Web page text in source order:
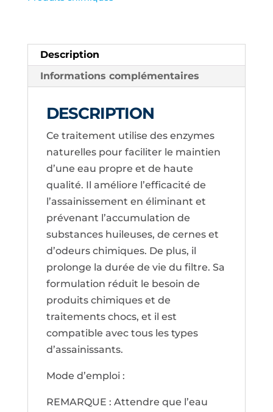
Description
Informations complémentaires
DESCRIPTION
Ce traitement utilise des enzymes
naturelles pour faciliter le maintien
d’une eau propre et de haute
qualité. Il améliore l’efficacité de
l’assainissement en éliminant et
prévenant l’accumulation de
substances huileuses, de cernes et
d’odeurs chimiques. De plus, il
prolonge la durée de vie du filtre. Sa
formulation réduit le besoin de
produits chimiques et de
traitements chocs, et il est
compatible avec tous les types
d’assainissants.
Mode d’emploi :
REMARQUE : Attendre que l’eau